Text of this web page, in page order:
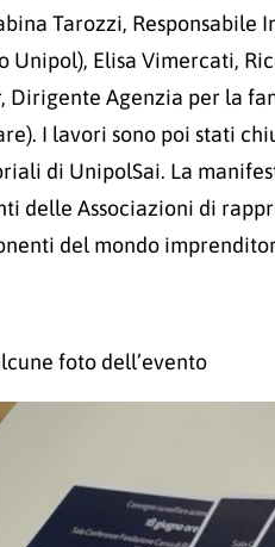
Tarozzi,
Unipol), Elisa Vimercati,
Dirigente Agenzia per la
I lavori sono poi stati
di UnipolSai. La
delle Associazioni di
del mondo
foto dell’evento